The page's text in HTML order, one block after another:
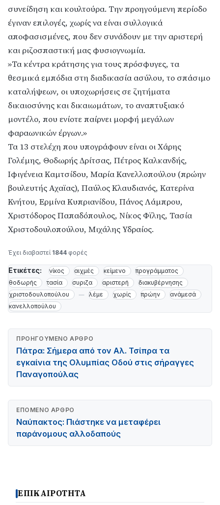
συνείδηση και κουλτούρα. Την προηγούμενη περίοδο
έγιναν επιλογές, χωρίς να είναι συλλογικά
αποφασισμένες, που δεν συνάδουν με την αριστερή
και ριζοσπαστική μας φυσιογνωμία.
»Τα κέντρα κράτησης για τους πρόσφυγες, τα
θεσμικά εμπόδια στη διαδικασία ασύλου, το σπάσιμο
καταλήψεων, οι υποχωρήσεις σε ζητήματα
δικαιοσύνης και δικαιωμάτων, το αναπτυξιακό
μοντέλο, που ενίοτε παίρνει μορφή μεγάλων
φαραωνικών έργων.»
Τα 13 στελέχη που υπογράφουν είναι οι Χάρης
Γολέμης, Θοδωρής Δρίτσας, Πέτρος Καλκανδής,
Ιφιγένεια Καμτσίδου, Μαρία Κανελλοπούλου (πρώην
βουλευτής Αχαϊας), Παύλος Κλαυδιανός, Κατερίνα
Κνήτου, Ερμίνα Κυπριανίδου, Πάνος Λάμπρου,
Χριστόδορος Παπαδόπουλος, Νίκος Φϊλης, Τασία
Χριστοδουλοπούλου, Μιχάλης Υδραίος.
Έχει διαβαστεί 1844 φορές
Ετικέτες: νίκος αιχμές κείμενο
προγράμματος
θοδωρής
τασία συριζα αριστερή
διακυβέρνησης
χριστοδουλοπούλου
λέμε χωρίς πρώην
ανάμεσά
κανελλοπούλου
ΠΡΟΗΓΟΎΜΕΝΟ ΆΡΘΡΟ
Πάτρα: Σήμερα από τον Αλ. Τσίπρα τα
εγκαίνια της Ολυμπίας Οδού στις σήραγγες
Παναγοπούλας
ΕΠΌΜΕΝΟ ΆΡΘΡΟ
Ναύπακτος: Πιάστηκε να μεταφέρει
παράνομους αλλοδαπούς
ΕΠΙΚΑΙΡΟΤΗΤΑ